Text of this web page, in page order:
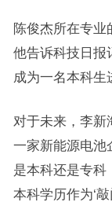
陈俊杰所在专业
他告诉科技日报
成为一名本科生
对于未来，李
一家新能源电池
是本科还是专科
本科学历作为‘敲